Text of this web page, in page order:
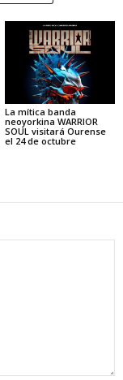
La mítica banda
neoyorkina WARRIOR
SOUL visitará Ourense
el 24 de octubre